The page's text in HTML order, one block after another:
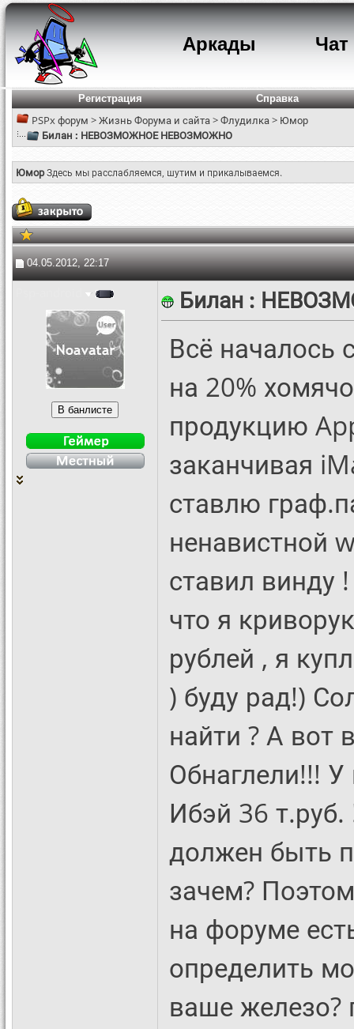
Аркады Чат
Регистрация Справка
PSPx форум >Жизнь Форума и сайта>Флудилка> Юмор
Билан : НЕВОЗМОЖНОЕ НЕВОЗМОЖНО
ЮморЗдесь мы расслабляемся, шутим и прикалываемся.
04.05.2012, 22:17
Билан :
Всё началось
на 20%
продукцию
заканчивая
ставлю
ненавистной
ставил винду
что я
рублей , я
) буду рад!)
найти ? А вот
Обнаглели!!!
Ибэй 36
должен быть
зачем?
на форуме
определить
ваше железо?